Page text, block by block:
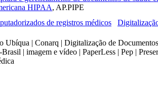
HIPAA, AP.PIPE
de registros médicos
| Conarq | Digitalização de
| imagem e vídeo | PaperLess | Pep |